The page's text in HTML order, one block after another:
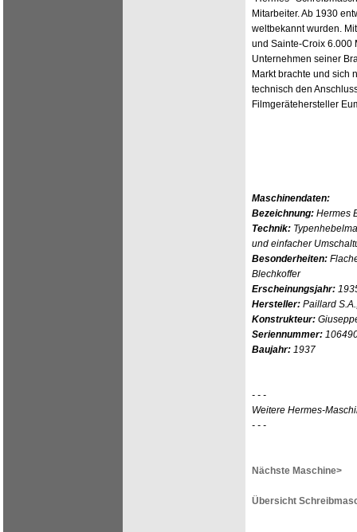
Mitarbeiter. Ab 1930
weltbekannt wurden.
und Sainte-Croix 6.000
Unternehmen seiner
Markt brachte und sich
technisch den
Filmgerätehersteller
Maschinendaten:
Bezeichnung: Hermes
Technik:
und einfacher
Besonderheiten:
Blechkoffer
Erscheinungsjahr:
Hersteller: Paillard
Konstrukteur:
Seriennummer:
Baujahr: 1937
- - -
Weitere Hermes-
- - -
Nächste Maschine>
Übersicht